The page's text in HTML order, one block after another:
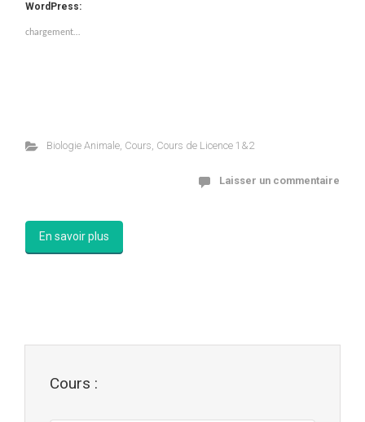
WordPress:
chargement…
Biologie Animale, Cours, Cours de Licence 1&2
Laisser un commentaire
En savoir plus
Cours :